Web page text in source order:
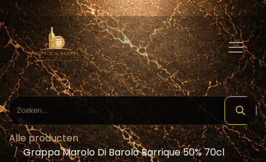
Alle producten
Grappa Marolo Di Barolo Barrique 50% 70cl